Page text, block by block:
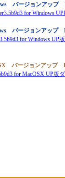
バージョンアッ
for Windows
バージョンアッ
for Windows UP
バージョンアッ
for MacOSX UP版